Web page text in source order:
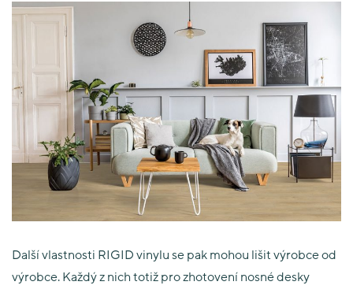
Další vlastnosti RIGID vinylu se pak mohou lišit výrobce od
výrobce. Každý z nich totiž pro zhotovení nosné desky